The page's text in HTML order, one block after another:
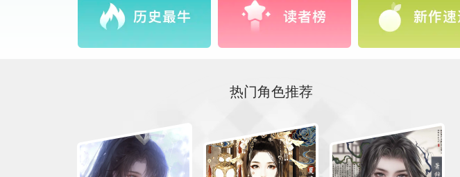
尊重劳动成果，禁止二改二卖！ 裴衡、凤攸动物塑卡片为10❀卡 BUG歉礼：输入兑
换码：12345 即可一键解锁前三章CG（不含【特殊CG】，请点击对应人物名字查
看。CG鉴赏界面点击图片可查看大图，点击右下角标题即可退出大图模式~） ★作
———————————————— ♥剧情简介♥ 此间世道，以腿短鼻塌为玉容，长
腿高鼻反作妖异。 你一朝睁眼，成了这异世里的侯府嫡女。亲族嫌恶，世人侧目，
你开茶楼，纳贤才，将那些被世俗轻贱的“丑男”们聚于麾下——落魄的匠人、山野
的寨主、病弱的孤子，皆成青云路上的肝胆。 直到一纸婚书，将那位清冷孤绝的七
皇子凤攸送入怀中。石髓粉毒，颜蛊旧案，凤君与承恩公府的阴影如巨网罩下。 你
以茶楼为棋，在女帝的注视下一步步撕开虚伪盛世。那些曾唾弃你的人，终要跪伏
于你所建立的秩序之下。 美男环伺？不过是你精彩人生的注脚。从云上居一盏清
热门角色推荐